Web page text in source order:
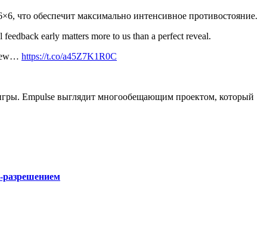
что обеспечит максимально интенсивное противостояние.
early matters more to us than a perfect reveal.
https://t.co/a45Z7K1R0C
Empulse выглядит многообещающим проектом, который
разрешением